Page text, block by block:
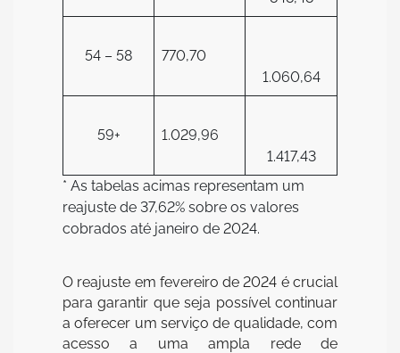
54 – 58
770,70
1.060,64
59+
1.029,96
1.417,43
* As tabelas acimas representam um
reajuste de 37,62% sobre os valores
cobrados até janeiro de 2024.
O reajuste em fevereiro de 2024 é crucial
para garantir que seja possível continuar
a oferecer um serviço de qualidade, com
acesso a uma ampla rede de